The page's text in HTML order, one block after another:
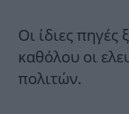
Οι ίδιες πηγές
καθόλου οι
πολιτών.